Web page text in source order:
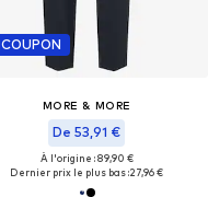
COUPON
MORE & MORE
De 53,91 €
À l'origine : 89,90 €
Dernier prix le plus bas :27,96 €